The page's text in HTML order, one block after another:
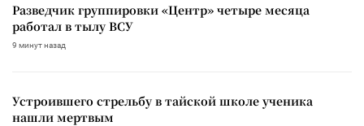
Разведчик группировки «Центр» четыре месяца
работал в тылу ВСУ
9 минут назад
Устроившего стрельбу в тайской школе ученика
нашли мертвым